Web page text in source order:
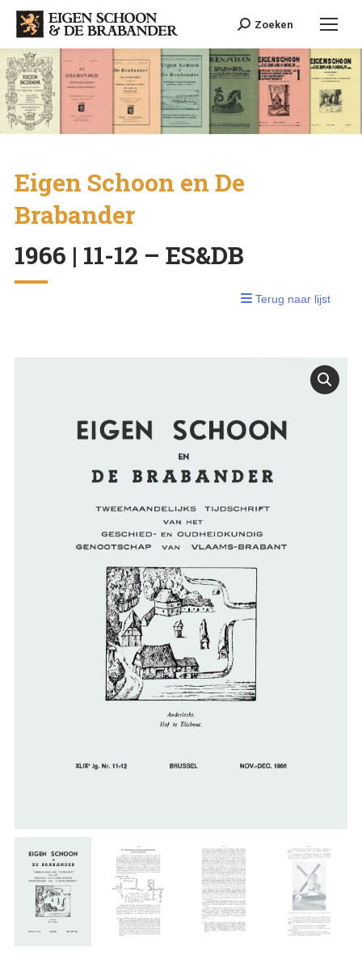
Search:Zoeken
Eigen Schoon en De
Brabander
1966 | 11-12 – ES&DB
Terug naar lijst